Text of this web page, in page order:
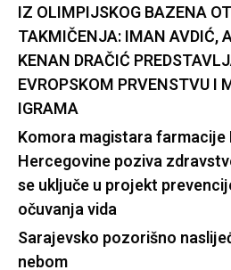
IZ OLIMPIJSKOG BAZENA
TAKMIČENJA: IMAN AVDIĆ,
KENAN DRAČIĆ
EVROPSKOM PRVENSTVU I
IGRAMA
Komora magistara farmacije
Hercegovine poziva
se uključe u projekt
očuvanja vida
Sarajevsko pozorišno
nebom